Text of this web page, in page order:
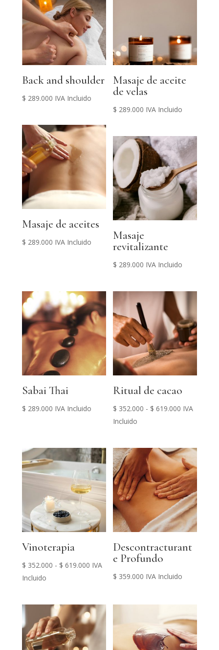
Back and shoulder
$ 289.000 IVA Incluido
Masaje de aceite
de velas
$ 289.000 IVA Incluido
Masaje de aceites
$ 289.000 IVA Incluido
Masaje
revitalizante
$ 289.000 IVA Incluido
Sabai Thai
$ 289.000 IVA Incluido
Ritual de cacao
$ 352.000 - $ 619.000 Rango
desde
$ 352.000
hasta
$ 619.000
IVA
Incluido
Vinoterapia
$ 352.000 - $ 619.000 Rango
desde
$ 352.000
hasta
IVA
Incluido
Descontracturant
e Profundo
$ 359.000 IVA Incluido